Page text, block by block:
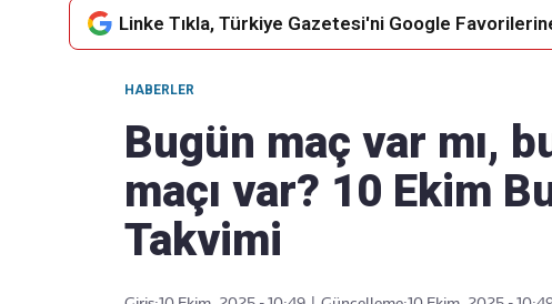
akışımıza ulaşın
Linke Tıkla, Türkiye Gazetesi'ni Google
HABERLER
Bugün maç var mı,
maçı var? 10 Ekim
Takvimi